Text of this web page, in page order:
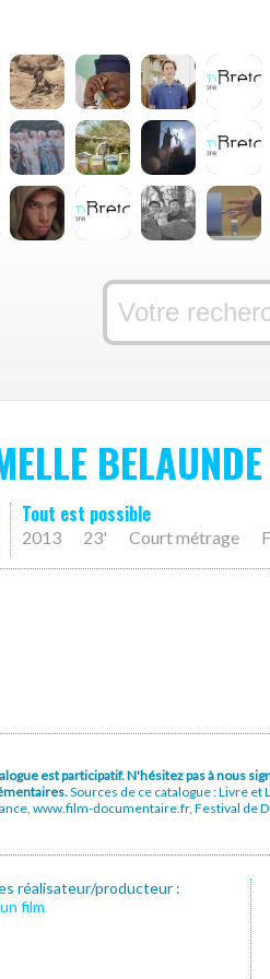
Tout est possible
2013 23' Court métrage
est participatif. N'hésitez pas à nous
Sources de ce catalogue : Livre
www.film-documentaire.fr, Festival de
réalisateur/producteur :
film